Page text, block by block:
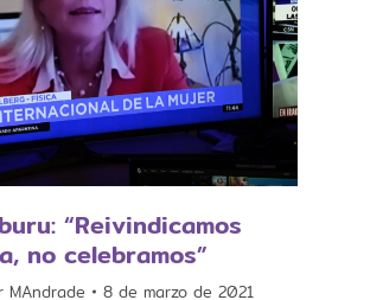
“Reivindicamos
no celebramos”
MAndrade 8 de marzo de 2021